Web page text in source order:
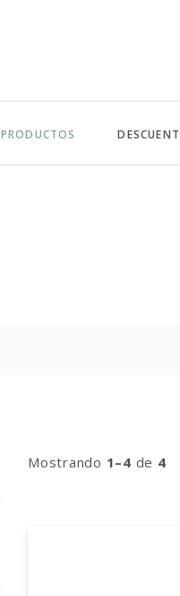
PRODUCTOS
Mostrando 1–4 de 4